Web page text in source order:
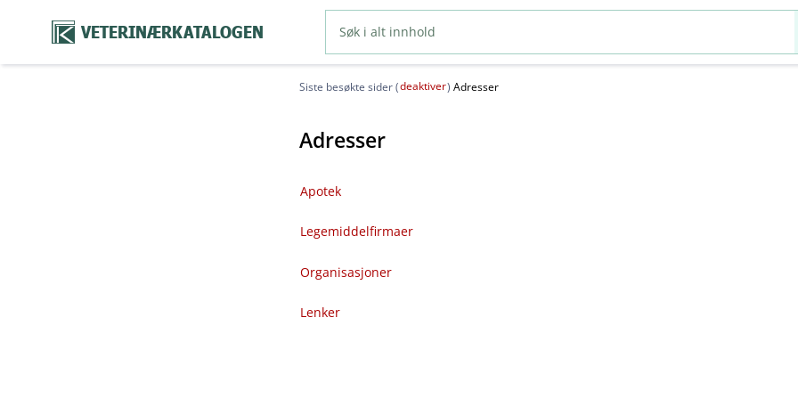
VETERINÆRKATALOGEN
Siste besøkte sider (deaktiver) Adresser
Adresser
Apotek
Legemiddelfirmaer
Organisasjoner
Lenker